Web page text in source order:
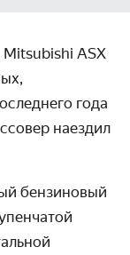
ASX
года
наездил
бензиновый